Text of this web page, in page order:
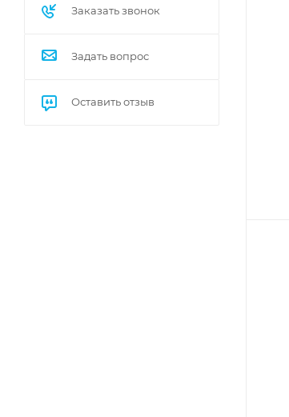
Заказать звонок
Задать вопрос
Оставить отзыв